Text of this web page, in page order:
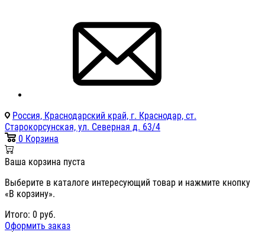
Россия, Краснодарский край, г. Краснодар, ст.
Старокорсунская, ул. Северная д. 63/4
0 Корзина
Ваша корзина пуста
Выберите в каталоге интересующий товар и нажмите кнопку
«В корзину».
Итого: 0 руб.
Оформить заказ